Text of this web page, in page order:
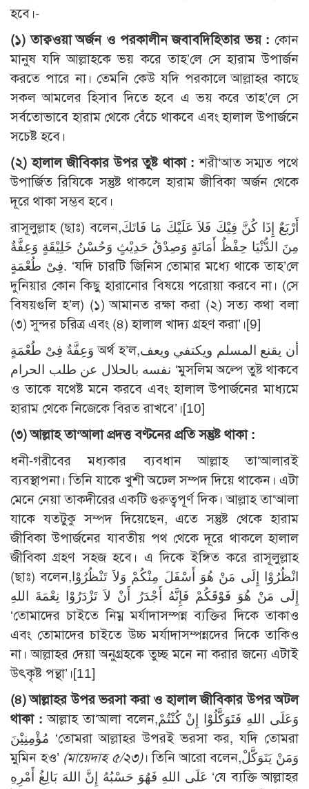
হবে।-
(১) তাক্বওয়া অর্জন ও পরকালীন জবাবদিহিতার ভয় : কোন
মানুষ যদি আল্লাহকে ভয় করে তাহ’লে সে হারাম উপার্জন
করতে পারে না। তেমনি কেউ যদি পরকালে আল্লাহর কাছে
সকল আমলের হিসাব দিতে হবে এ ভয় করে তাহ’লে সে
সর্বতোভাবে হারাম থেকে বেঁচে থাকবে এবং হালাল উপার্জনে
সচেষ্ট হবে।
(২) হালাল জীবিকার উপর তুষ্ট থাকা : শরী‘আত সম্মত পথে
উপার্জিত রিযিকে সন্তুষ্ট থাকলে হারাম জীবিকা অর্জন থেকে
দূরে থাকা সম্ভব হবে।
রাসূলুল্লাহ (ছাঃ) বলেন,أَرْبَعٌ إِذَا كُنَّ فِيْكَ فَلاَ عَلَيْكَ مَا فَاتَكَ
مِنَ الدُّنْيَا حِفْظُ أَمَانَةٍ وَصِدْقُ حَدِيْثٍ وَحُسْنُ خَلِيْقَةٍ وَعِفَّةٌ
فِىْ طُعْمَةٍ. ‘যদি চারটি জিনিস তোমার মধ্যে থাকে তাহ’লে
দুনিয়ার কোন কিছু হারানোর বিষয়ে পরোয়া করবে না। (সে
বিষয়গুলি হ’ল) (১) আমানত রক্ষা করা (২) সত্য কথা বলা
(৩) সুন্দর চরিত্র এবং (৪) হালাল খাদ্য গ্রহণ করা’।[9]
وَعِفَّةٌ فِىْ طُعْمَةٍ অর্থ হ’ল,أن يقنع المسلم ويكتفي ويعف
نفسه بالحلال عن طلب الحرام ‘মুসলিম অল্পে তুষ্ট থাকবে
ও তাকে যথেষ্ট মনে করবে এবং হালাল উপার্জনের মাধ্যমে
হারাম থেকে নিজেকে বিরত রাখবে’।[10]
(৩) আল্লাহ তা‘আলা প্রদত্ত বণ্টনের প্রতি সন্তুষ্ট থাকা :
ধনী-গরীবের মধ্যকার ব্যবধান আল্লাহ তা‘আলারই
ব্যবস্থাপনা। তিনি যাকে খুশী অঢেল সম্পদ দিয়ে থাকেন। এটা
মেনে নেয়া তাকদীরের একটি গুরুত্বপূর্ণ দিক। আল্লাহ তা‘আলা
যাকে যতটুকু সম্পদ দিয়েছেন, এতে সন্তুষ্ট থেকে হারাম
জীবিকা উপার্জনের যাবতীয় পথ থেকে দূরে থাকলে হালাল
জীবিকা গ্রহণ সহজ হবে। এ দিকে ইঙ্গিত করে রাসূলুল্লাহ
(ছাঃ) বলেন,انْظُرُوْا إِلَى مَنْ هُوَ أَسْفَلَ مِنْكُمْ وَلاَ تَنْظُرُوْا
إِلَى مَنْ هُوَ فَوْقَكُمْ فَإِنَّهُ أَجْدَرُ أَنْ لاَ تَزْدَرُوْا نِعْمَةَ اللهِ
‘তোমাদের চাইতে নিম্ন মর্যাদাসম্পন্ন ব্যক্তির দিকে তাকাও
এবং তোমাদের চাইতে উচ্চ মর্যাদাসম্পন্নদের দিকে তাকিও
না। আল্লাহর দেয়া অনুগ্রহকে তুচ্ছ মনে না করার জন্যে এটাই
উৎকৃষ্ট পন্থা’।[11]
(৪) আল্লাহরউপর ভরসা করা ও হালাল জীবিকার উপর অটল
থাকা : আল্লাহ তা‘আলা বলেন,وَعَلَى اللهِ فَتَوَكَّلُوْا إِنْ كُنْتُمْ
مُؤْمِنِيْنَ ‘তোমরা আল্লাহর উপরই ভরসা কর, যদি তোমরা
মুমিন হও’ (মায়েদাহ ৫/২৩)। তিনি আরো বলেন,وَمَنْ يَتَوَكَّلْ
عَلَى اللهِ فَهُوَ حَسْبُهُ إِنَّ اللهَ بَالِغُ أَمْرِهِ ‘যে ব্যক্তি আল্লাহর